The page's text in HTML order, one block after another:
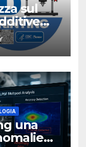
sul
una